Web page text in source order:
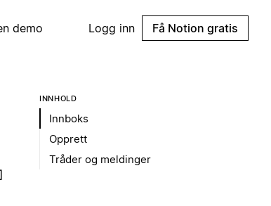
demo Logg inn Få Notion gratis
INNHOLD
Innboks
Opprett
Tråder og meldinger